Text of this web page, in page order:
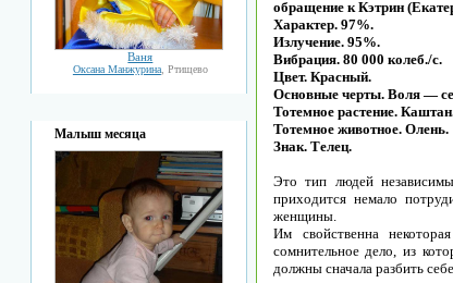
Ваня
Оксана Манжурина, Ртищево
Малыш месяца
обращение к Кэтрин
Характер. 97%.
Излучение. 95%.
Вибрация. 80 000 колеб./с.
Цвет. Красный.
Основные черты. Воля —
Тотемное растение.
Тотемное животное. Олень.
Знак. Телец.
Это тип людей
приходится немало
женщины.
Им свойственна
сомнительное дело, из
должны сначала разбить